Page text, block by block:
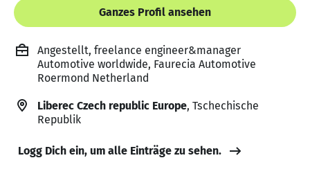
Ganzes Profil ansehen
Angestellt, freelance engineer&manager
Automotive worldwide, Faurecia Automotive
Roermond Netherland
Liberec Czech republic Europe, Tschechische
Republik
Logg Dich ein, um alle Einträge zu sehen.